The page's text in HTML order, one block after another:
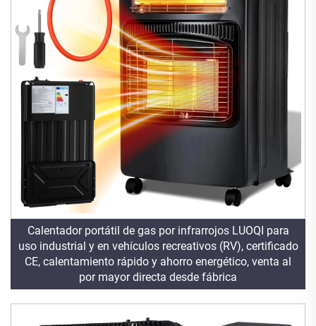
Calentador portátil de gas por infrarrojos LUOQI para
uso industrial y en vehículos recreativos (RV), certificado
CE, calentamiento rápido y ahorro energético, venta al
por mayor directa desde fábrica